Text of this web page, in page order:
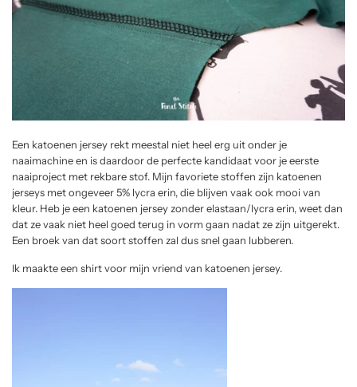
Een katoenen jersey rekt meestal niet heel erg uit onder je
naaimachine en is daardoor de perfecte kandidaat voor je eerste
naaiproject met rekbare stof. Mijn favoriete stoffen zijn katoenen
jerseys met ongeveer 5% lycra erin, die blijven vaak ook mooi van
kleur. Heb je een katoenen jersey zonder elastaan/lycra erin, weet dan
dat ze vaak niet heel goed terug in vorm gaan nadat ze zijn uitgerekt.
Een broek van dat soort stoffen zal dus snel gaan lubberen.
Ik maakte een shirt voor mijn vriend van katoenen jersey.